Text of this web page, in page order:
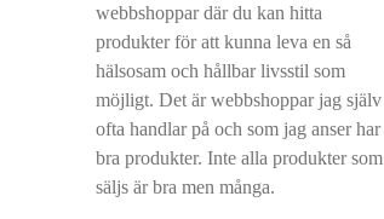
webbshoppar där du kan hitta
produkter för att kunna leva en så
hälsosam och hållbar livsstil som
möjligt. Det är webbshoppar jag själv
ofta handlar på och som jag anser har
bra produkter. Inte alla produkter som
säljs är bra men många.